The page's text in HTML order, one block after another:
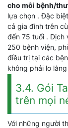
cho mỗi bệnh/
lựa chọn . Đặc
cả gia đình trên
đến 75 tuổi . Dịch
250 bệnh viện,
điều trị tại các
không phải lo
3.4. Gói
trên mọi
Với những người